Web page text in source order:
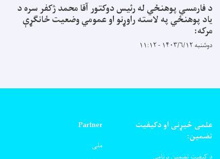
د فارمسي پوهنځي له رئیس دوکتور آقا محمد ژکفر سره د
یاد پوهنځي په لاسته راوړنو او عمومي وضعیت ځانګړې
مرکه:
دوشنبه ۱۴۰۳/۶/۱۲ - ۱۱:۱۲
علمی څیړنی او دکیفیت
تضمین:
Partner
ملی